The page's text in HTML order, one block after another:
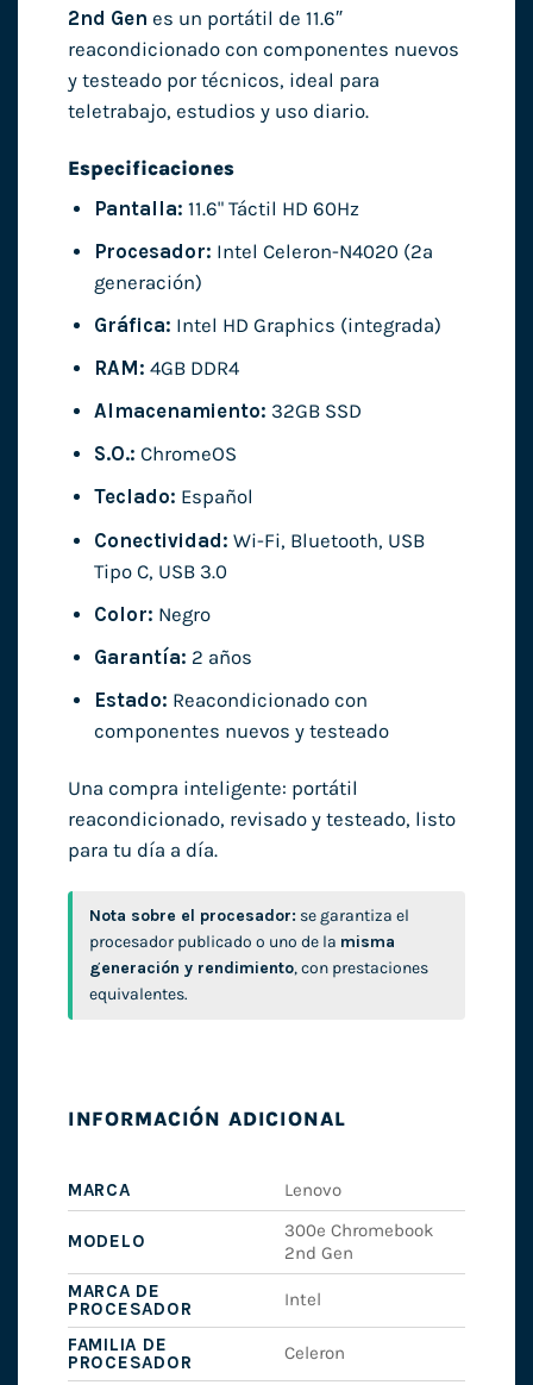
2nd Gen es un portátil de 11.6″
reacondicionado con componentes nuevos
y testeado por técnicos, ideal para
teletrabajo, estudios y uso diario.
Especificaciones
Pantalla: 11.6" Táctil HD 60Hz
Procesador: Intel Celeron-N4020 (2ª
generación)
Gráfica: Intel HD Graphics (integrada)
RAM: 4GB DDR4
Almacenamiento: 32GB SSD
S.O.: ChromeOS
Teclado: Español
Conectividad: Wi-Fi, Bluetooth, USB
Tipo C, USB 3.0
Color: Negro
Garantía: 2 años
Estado: Reacondicionado con
componentes nuevos y testeado
Una compra inteligente: portátil
reacondicionado, revisado y testeado, listo
para tu día a día.
Nota sobre el procesador: se garantiza el
procesador publicado o uno de la misma
generación y rendimiento, con prestaciones
equivalentes.
INFORMACIÓN ADICIONAL
MARCA Lenovo
MODELO
300e Chromebook
2nd Gen
MARCA DE
PROCESADOR
Intel
FAMILIA DE
PROCESADOR
Celeron